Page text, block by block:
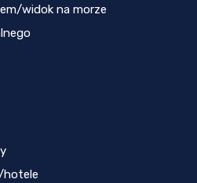
widok na morze
hotele